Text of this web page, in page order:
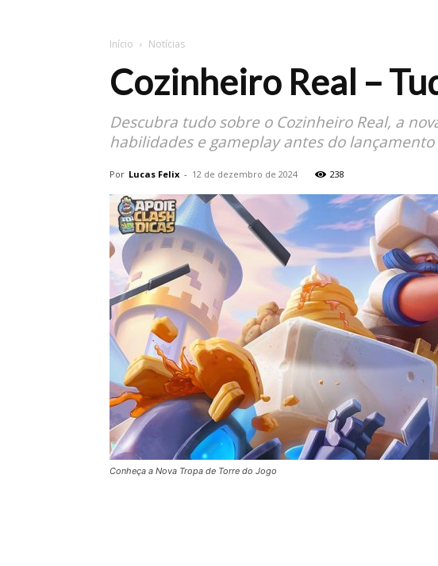
Início Notícias
Cozinheiro Real –
Descubra tudo sobre o Cozinheiro Real, a
habilidades e gameplay antes do lançamento
Por Lucas Felix - 12 de dezembro de 2024 238
Conheça a Nova Tropa de Torre do Jogo